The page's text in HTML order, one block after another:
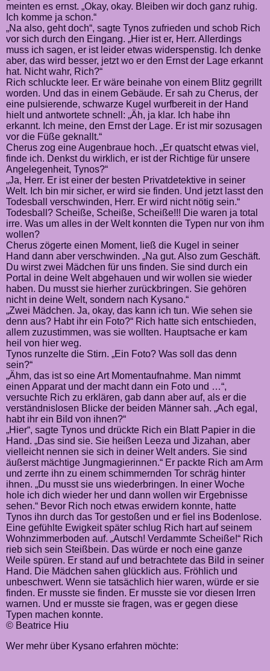
meinten es ernst. „Okay, okay. Bleiben wir doch ganz ruhig.
Ich komme ja schon.“
„Na also, geht doch“, sagte Tynos zufrieden und schob Rich
vor sich durch den Eingang. „Hier ist er, Herr. Allerdings
muss ich sagen, er ist leider etwas widerspenstig. Ich denke
aber, das wird besser, jetzt wo er den Ernst der Lage erkannt
hat. Nicht wahr, Rich?“
Rich schluckte leer. Er wäre beinahe von einem Blitz gegrillt
worden. Und das in einem Gebäude. Er sah zu Cherus, der
eine pulsierende, schwarze Kugel wurfbereit in der Hand
hielt und antwortete schnell: „Äh, ja klar. Ich habe ihn
erkannt. Ich meine, den Ernst der Lage. Er ist mir sozusagen
vor die Füße geknallt.“
Cherus zog eine Augenbraue hoch. „Er quatscht etwas viel,
finde ich. Denkst du wirklich, er ist der Richtige für unsere
Angelegenheit, Tynos?“
„Ja, Herr. Er ist einer der besten Privatdetektive in seiner
Welt. Ich bin mir sicher, er wird sie finden. Und jetzt lasst den
Todesball verschwinden, Herr. Er wird nicht nötig sein.“
Todesball? Scheiße, Scheiße, Scheiße!!! Die waren ja total
irre. Was um alles in der Welt konnten die Typen nur von ihm
wollen?
Cherus zögerte einen Moment, ließ die Kugel in seiner
Hand dann aber verschwinden. „Na gut. Also zum Geschäft.
Du wirst zwei Mädchen für uns finden. Sie sind durch ein
Portal in deine Welt abgehauen und wir wollen sie wieder
haben. Du musst sie hierher zurückbringen. Sie gehören
nicht in deine Welt, sondern nach Kysano.“
„Zwei Mädchen. Ja, okay, das kann ich tun. Wie sehen sie
denn aus? Habt ihr ein Foto?“ Rich hatte sich entschieden,
allem zuzustimmen, was sie wollten. Hauptsache er kam
heil von hier weg.
Tynos runzelte die Stirn. „Ein Foto? Was soll das denn
sein?“
„Ähm, das ist so eine Art Momentaufnahme. Man nimmt
einen Apparat und der macht dann ein Foto und …“,
versuchte Rich zu erklären, gab dann aber auf, als er die
verständnislosen Blicke der beiden Männer sah. „Ach egal,
habt ihr ein Bild von ihnen?“
„Hier“, sagte Tynos und drückte Rich ein Blatt Papier in die
Hand. „Das sind sie. Sie heißen Leeza und Jizahan, aber
vielleicht nennen sie sich in deiner Welt anders. Sie sind
äußerst mächtige Jungmagierinnen.“ Er packte Rich am Arm
und zerrte ihn zu einem schimmernden Tor schräg hinter
ihnen. „Du musst sie uns wiederbringen. In einer Woche
hole ich dich wieder her und dann wollen wir Ergebnisse
sehen.“ Bevor Rich noch etwas erwidern konnte, hatte
Tynos ihn durch das Tor gestoßen und er fiel ins Bodenlose.
Eine gefühlte Ewigkeit später schlug Rich hart auf seinem
Wohnzimmerboden auf. „Autsch! Verdammte Scheiße!“ Rich
rieb sich sein Steißbein. Das würde er noch eine ganze
Weile spüren. Er stand auf und betrachtete das Bild in seiner
Hand. Die Mädchen sahen glücklich aus. Fröhlich und
unbeschwert. Wenn sie tatsächlich hier waren, würde er sie
finden. Er musste sie finden. Er musste sie vor diesen Irren
warnen. Und er musste sie fragen, was er gegen diese
Typen machen konnte.
© Beatrice Hiu
Wer mehr über Kysano erfahren möchte: